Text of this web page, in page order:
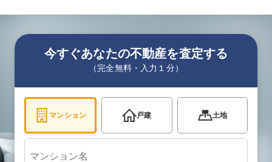
今すぐあなたの不動産を査定する
（完全無料・入力１分）
マンション 戸建 土地